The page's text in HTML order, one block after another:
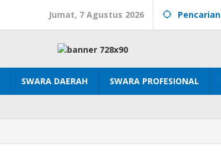
Jumat, 7 Agustus 2026 Pencarian
SWARA DAERAH SWARA PROFESIONAL